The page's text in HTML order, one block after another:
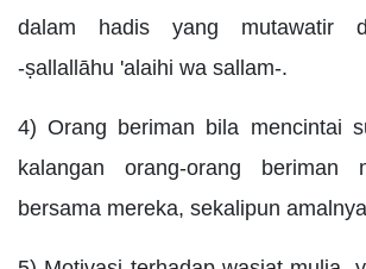
dalam hadis yang mutawatir
-ṣallallāhu 'alaihi wa sallam-.
4) Orang beriman bila mencintai
kalangan orang-orang
bersama mereka, sekalipun